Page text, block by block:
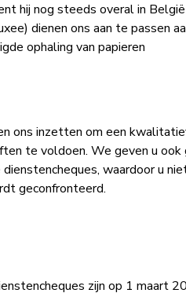
hij nog steeds overal in België
dienen ons aan te passen
ophaling van papieren
ons inzetten om een
te voldoen. We geven u ook
waardoor u
geconfronteerd.
zijn op 1 maart